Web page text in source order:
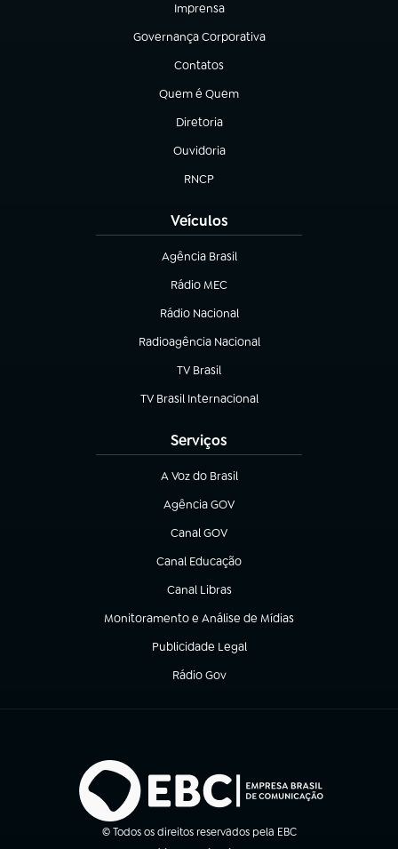
Imprensa
(abre em nova aba)
Governança Corporativa
(abre em nova aba)
Contatos
(abre em nova aba)
Quem é Quem
(abre em nova aba)
Diretoria
(abre em nova aba)
Ouvidoria
(abre em nova aba)
RNCP
(abre em nova aba)
Veículos
Agência Brasil
(abre em nova aba)
Rádio MEC
(abre em nova aba)
Rádio Nacional
Radioagência Nacional
(abre em nova aba)
TV Brasil
(abre em nova aba)
TV Brasil Internacional
(abre em nova aba)
Serviços
A Voz do Brasil
(abre em nova aba)
Agência GOV
(abre em nova aba)
Canal GOV
(abre em nova aba)
Canal Educação
(abre em nova aba)
Canal Libras
(abre em nova aba)
Monitoramento e Análise de Mídias
(abre em nova aba)
Publicidade Legal
(abre em nova aba)
Rádio Gov
(abre em nova aba)
© Todos os direitos reservados pela EBC